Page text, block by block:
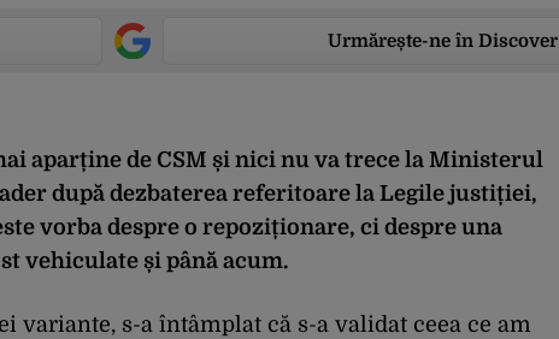
Urmărește-ne în Discover
aparține de CSM și nici nu va trece la Ministerul
după dezbaterea referitoare la Legile justiției,
vorba despre o repoziționare, ci despre una
vehiculate și până acum.
variante, s-a întâmplat că s-a validat ceea ce am